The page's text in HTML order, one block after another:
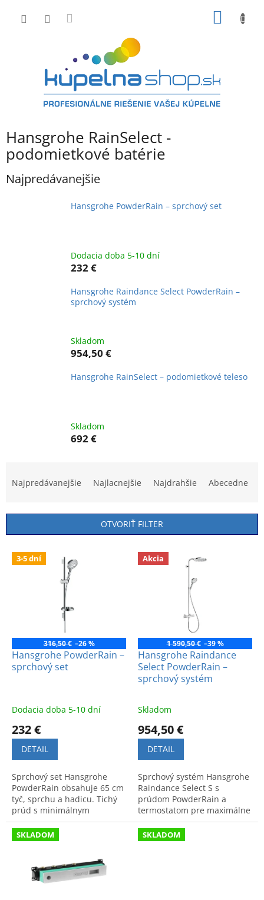
Hansgrohe RainSelect -
podomietkové batérie
Najpredávanejšie
Hansgrohe PowderRain – sprchový set
Dodacia doba 5-10 dní
232 €
Hansgrohe Raindance Select PowderRain –
sprchový systém
Skladom
954,50 €
Hansgrohe RainSelect – podomietkové teleso
Skladom
692 €
n
i
o
Najpredávanejšie Najlacnejšie Najdrahšie Abecedne
OTVORIŤ FILTER
V
o
u
3-5 dní
316,50 € –26 %
Hansgrohe PowderRain –
sprchový set
Dodacia doba 5-10 dní
232 €
DETAIL
Sprchový set Hansgrohe
PowderRain obsahuje 65 cm
tyč, sprchu a hadicu. Tichý
prúd s minimálnym
rozstrekovaním zaisťuje
ľahkú údržbu a maximálny
relax.
Akcia
1 590,50 € –39 %
Hansgrohe Raindance
Select PowderRain –
sprchový systém
Skladom
954,50 €
DETAIL
Sprchový systém Hansgrohe
Raindance Select S s
prúdom PowderRain a
termostatom pre maximálne
pohodlie a relax vo vašej
kúpeľni.
SKLADOM SKLADOM